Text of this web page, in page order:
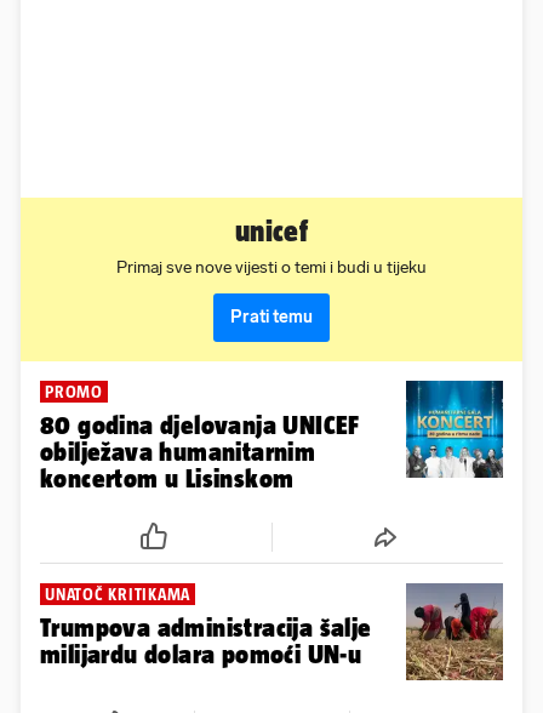
unicef
Primaj sve nove vijesti o temi i budi u tijeku
Prati temu
PROMO
80 godina djelovanja UNICEF
obilježava humanitarnim
koncertom u Lisinskom
UNATOČ KRITIKAMA
Trumpova administracija šalje
milijardu dolara pomoći UN-u